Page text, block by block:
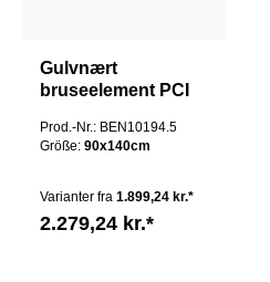
Gulvnært
bruseelement PCI
barrierefri og
kørestolsvenlig
Prod.-Nr.: BEN10194.5
Größe: 90x140cm
Varianter fra 1.899,24 kr.*
2.279,24 kr.*